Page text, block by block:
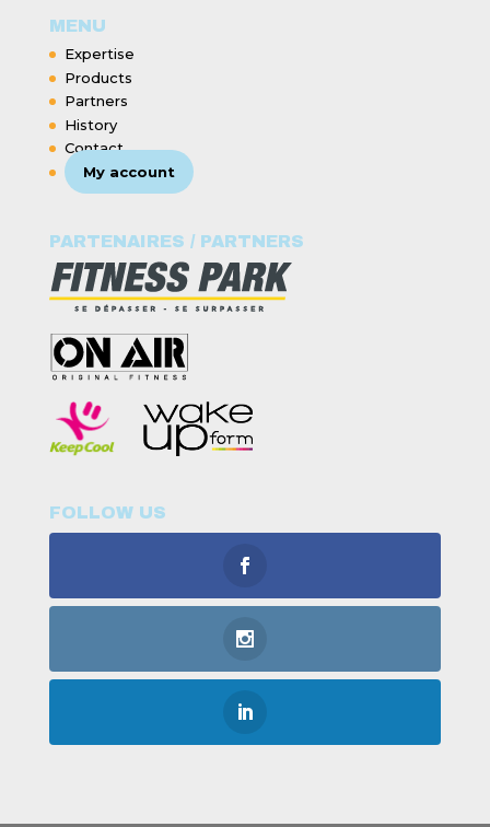
MENU
Expertise
Products
Partners
History
Contact
My account
PARTENAIRES / PARTNERS
FOLLOW US